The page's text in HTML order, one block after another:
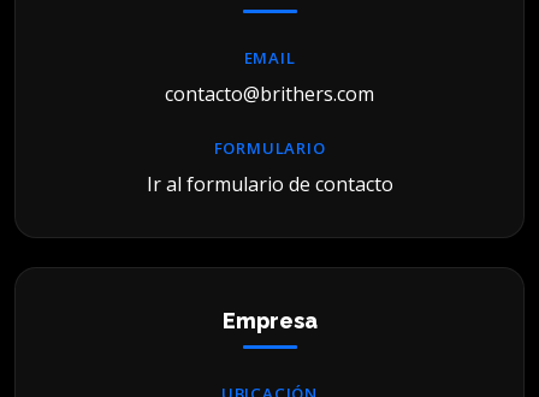
EMAIL
contacto@brithers.com
FORMULARIO
Ir al formulario de contacto
Empresa